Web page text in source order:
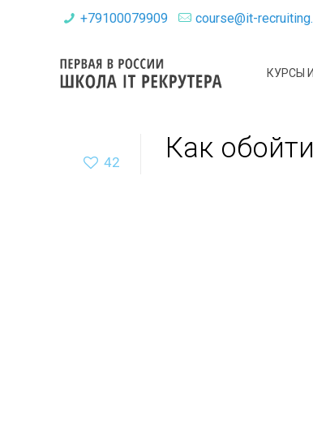
+79100079909 course@it-
КУРСЫ
42 Как